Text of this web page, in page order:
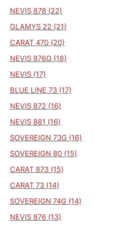
NEVIS 878 (22)
GLAMYS 22 (21)
CARAT 470 (20)
NEVIS 876G (18)
NEVIS (17)
BLUE LINE 73 (17)
NEVIS 872 (16)
NEVIS 881 (16)
SOVEREIGN 73G (16)
SOVEREIGN 80 (15)
CARAT 873 (15)
CARAT 73 (14)
SOVEREIGN 74G (14)
NEVIS 876 (13)